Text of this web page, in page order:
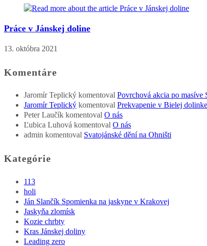
Práce v Jánskej doline
13. októbra 2021
Komentáre
Jaromír Teplický komentoval Povrchová akcia po masíve
Jaromír Teplický komentoval Prekvapenie v Bielej
Peter Laučík komentoval O nás
Ľubica Luhová komentoval O nás
admin komentoval Svatojánské dění na Ohništi
Kategórie
113
holi
Ján Slančík Spomienka na jaskyne v Krakovej
Jaskyňa zlomísk
Kozie chrbty
Kras Jánskej doliny
Leading zero